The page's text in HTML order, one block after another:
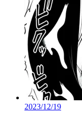
2023/12/19